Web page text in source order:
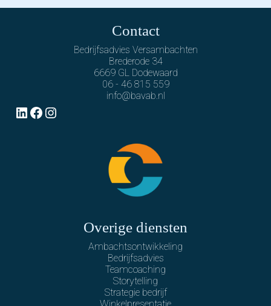
Contact
Bedrijfsadvies Versambachten
Brederode 34
6669 GL Dodewaard
06 - 46 815 559
info@bavab.nl
LinkedIn
Facebook
Instagram
Overige diensten
Ambachtsontwikkeling
Bedrijfsadvies
Teamcoaching
Storytelling
Strategie bedrijf